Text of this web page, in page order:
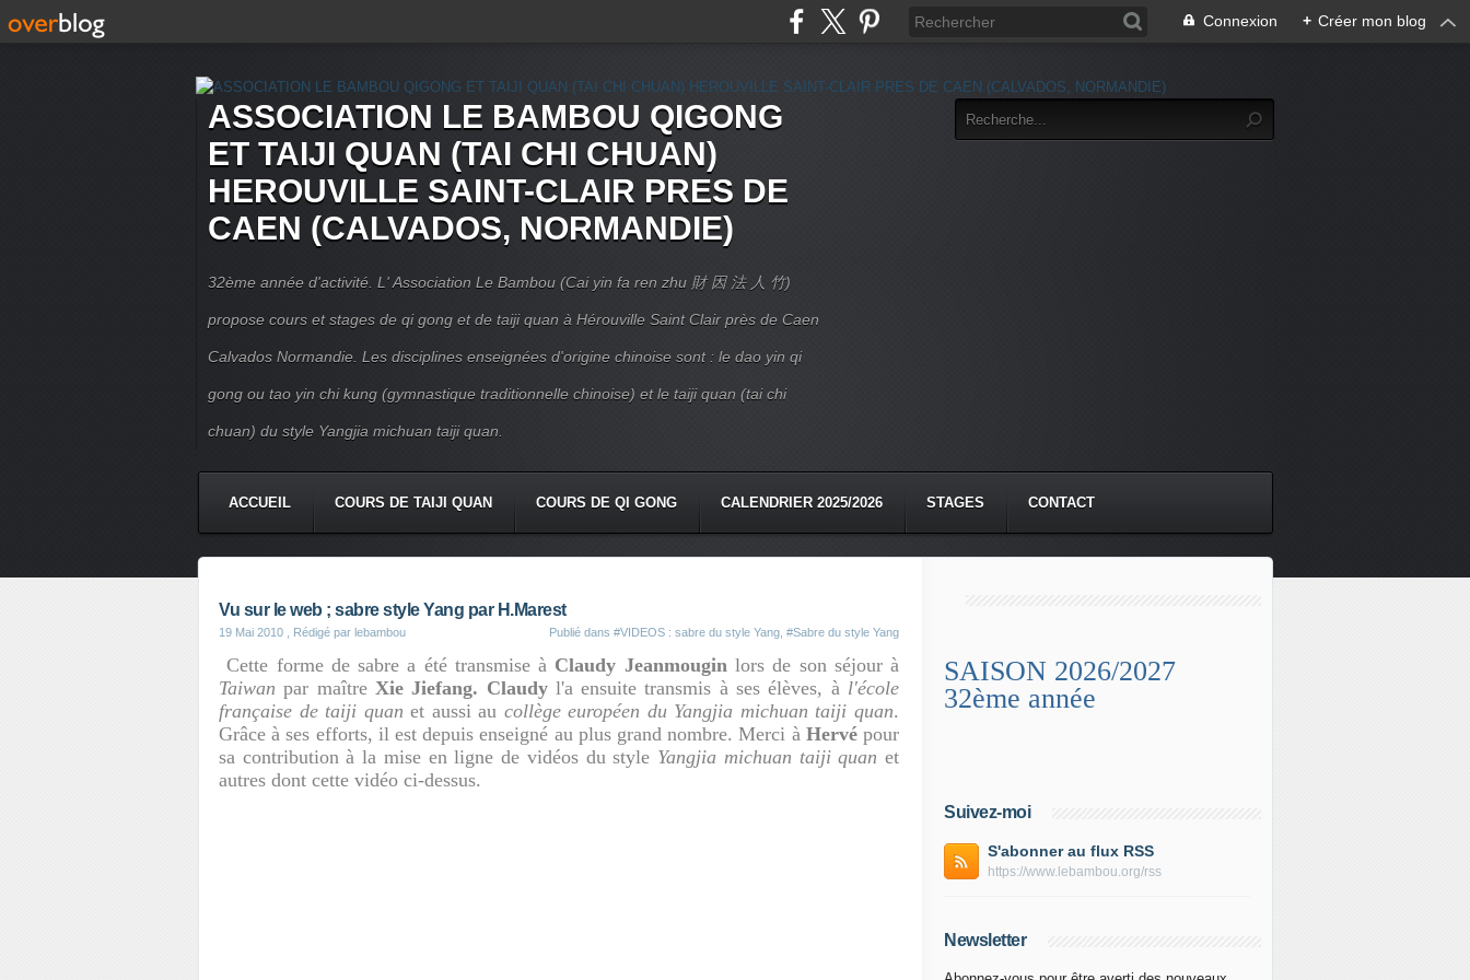
Connexion + Créer mon blog
ASSOCIATION LE BAMBOU QIGONG
ET TAIJI QUAN (TAI CHI CHUAN)
HEROUVILLE SAINT-CLAIR PRES DE
CAEN (CALVADOS, NORMANDIE)
32ème année d'activité. L' Association Le Bambou (Cai yin fa ren zhu 財 因 法 人 竹)
propose cours et stages de qi gong et de taiji quan à Hérouville Saint Clair près de Caen
Calvados Normandie. Les disciplines enseignées d'origine chinoise sont : le dao yin qi
gong ou tao yin chi kung (gymnastique traditionnelle chinoise) et le taiji quan (tai chi
chuan) du style Yangjia michuan taiji quan.
ACCUEIL COURS DE TAIJI QUAN COURS DE QI GONG CALENDRIER 2025/2026 STAGES CONTACT
Vu sur le web ; sabre style Yang par H.Marest
19 Mai 2010 , Rédigé par lebambou Publié dans #VIDEOS : sabre du style Yang #Sabre du style Yang
Cette forme de sabre a été transmise à Claudy Jeanmouginlors de son séjour à
Taiwan par maître Xie Jiefang. Claudyl'a ensuite transmis à ses élèves, à l'école
française de taiji quan et aussi au collège européen du Yangjia michuan taiji quan.
Grâce à ses efforts, il est depuis enseigné au plus grand nombre. Merci à Hervépour
sa contribution à la mise en ligne de vidéos du style Yangjia michuan taiji quan et
autres dont cette vidéo ci-dessus.
SAISON 2026/2027
32ème année
Suivez-moi
S'abonner au flux RSS
https://www.lebambou.org/rss
Newsletter